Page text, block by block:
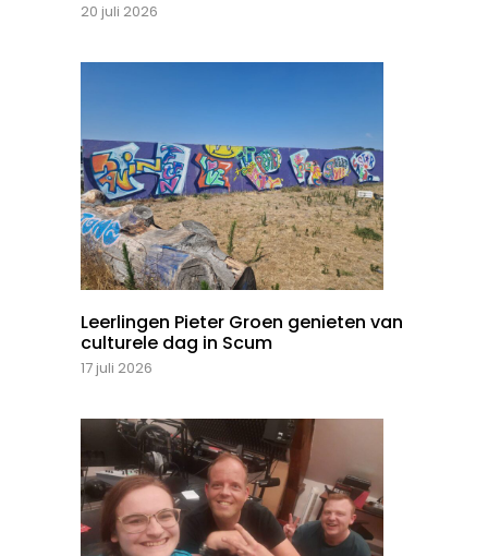
20 juli 2026
Leerlingen Pieter Groen genieten van
culturele dag in Scum
17 juli 2026